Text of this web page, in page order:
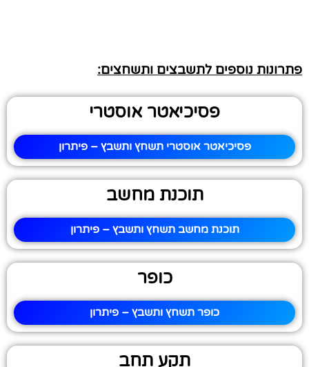
פתרונות נוספים לתשבצים ותשחצים:
פסיכיאטר אוסטרי
פסיכיאטר אוסטרי תשחץ ותשבץ – פיתרון
תוכנת מחשב
תוכנת מחשב תשחץ ותשבץ – פיתרון
כופר
כופר תשחץ ותשבץ – פיתרון
תקע תחב